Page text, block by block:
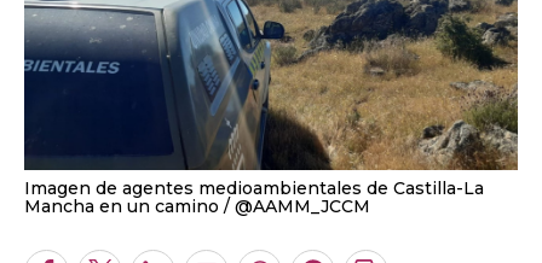
Imagen de agentes medioambientales de Castilla-La
Mancha en un camino
@AAMM_JCCM